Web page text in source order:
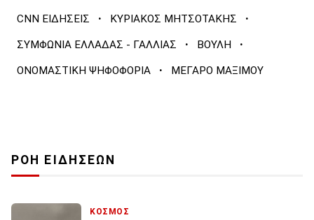
CNN ΕΙΔΗΣΕΙΣ · ΚΥΡΙΑΚΟΣ ΜΗΤΣΟΤΑΚΗΣ ·
ΣΥΜΦΩΝΙΑ ΕΛΛΑΔΑΣ - ΓΑΛΛΙΑΣ · ΒΟΥΛΗ ·
ΟΝΟΜΑΣΤΙΚΗ ΨΗΦΟΦΟΡΙΑ · ΜΕΓΑΡΟ ΜΑΞΙΜΟΥ
ΡΟΗ ΕΙΔΗΣΕΩΝ
ΚΟΣΜΟΣ